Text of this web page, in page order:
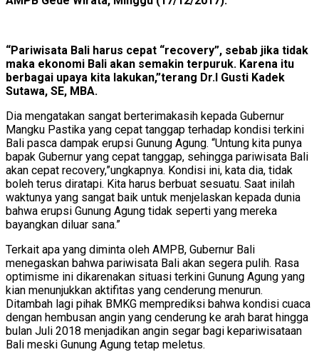
“Pariwisata Bali harus cepat “recovery”, sebab jika tidak
maka ekonomi Bali akan semakin terpuruk. Karena itu
berbagai upaya kita lakukan,”terang Dr.I Gusti Kadek
Sutawa, SE, MBA.
Dia mengatakan sangat berterimakasih kepada Gubernur
Mangku Pastika yang cepat tanggap terhadap kondisi terkini
Bali pasca dampak erupsi Gunung Agung. “Untung kita punya
bapak Gubernur yang cepat tanggap, sehingga pariwisata Bali
akan cepat recovery,”ungkapnya. Kondisi ini, kata dia, tidak
boleh terus diratapi. Kita harus berbuat sesuatu. Saat inilah
waktunya yang sangat baik untuk menjelaskan kepada dunia
bahwa erupsi Gunung Agung tidak seperti yang mereka
bayangkan diluar sana.”
Terkait apa yang diminta oleh AMPB, Gubernur Bali
menegaskan bahwa pariwisata Bali akan segera pulih. Rasa
optimisme ini dikarenakan situasi terkini Gunung Agung yang
kian menunjukkan aktifitas yang cenderung menurun.
Ditambah lagi pihak BMKG memprediksi bahwa kondisi cuaca
dengan hembusan angin yang cenderung ke arah barat hingga
bulan Juli 2018 menjadikan angin segar bagi kepariwisataan
Bali meski Gunung Agung tetap meletus.